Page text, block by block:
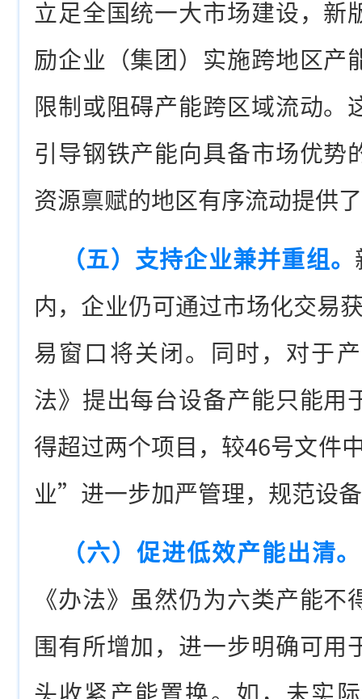
立足全国统一大市场建设，新
励企业（集团）实施跨地区产
限制或阻碍产能跨区域流动。
引导钢铁产能向具备市场优势
资源禀赋的地区有序流动提供
（五）支持企业兼并重组。
内，企业仍可通过市场化交易
易窗口将关闭。同时，对于
法》提出每台设备产能只能用
得超过两个项目，较46号文件
业”进一步加严管理，规范设
（六）促进低效产能出清。
《办法》虽然仍为六类产能
围有所增加，进一步明确可用
头收紧产能置换。如，未实